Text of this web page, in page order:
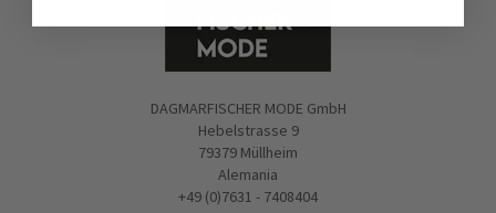
DAGMARFISCHER MODE GmbH
Hebelstrasse 9
79379 Müllheim
Alemania
+49 (0)7631 - 7408404